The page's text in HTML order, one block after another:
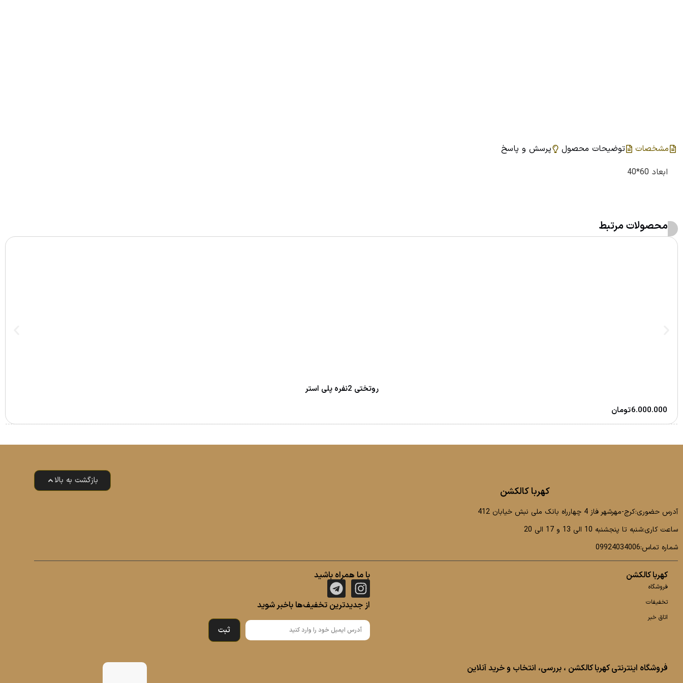
مشخصات توضیحات محصول
پرسش و پاسخ
ابعاد 60*40
محصولات مرتبط
روتختی 2نفره پلی استر
6.000.000تومان
بازگشت به بالا
کهربا کالکشن
آدرس حضوری:کرج-مهرشهر فاز 4 چهارراه بانک ملی نبش خیابان 412
ساعت کاری:شنبه تا پنجشنبه 10 الی 13 و 17 الی 20
شماره تماس:09924034006
کهربا کالکشن
فروشگاه
تخفیفات
اتاق خبر
با ما همراه باشید
از جدیدترین تخفیف‌ها باخبر شوید
ثبت
فروشگاه اینترنتی کهربا کالکشن ، بررسی، انتخاب و خرید آنلاین